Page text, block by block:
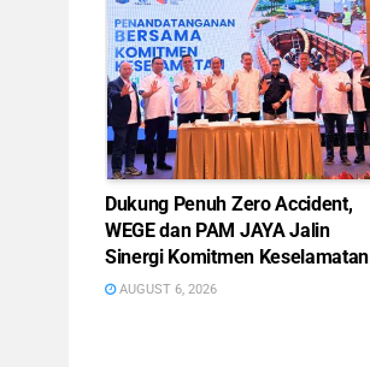
Dukung Penuh Zero Accident,
WEGE dan PAM JAYA Jalin
Sinergi Komitmen Keselamatan
AUGUST 6, 2026